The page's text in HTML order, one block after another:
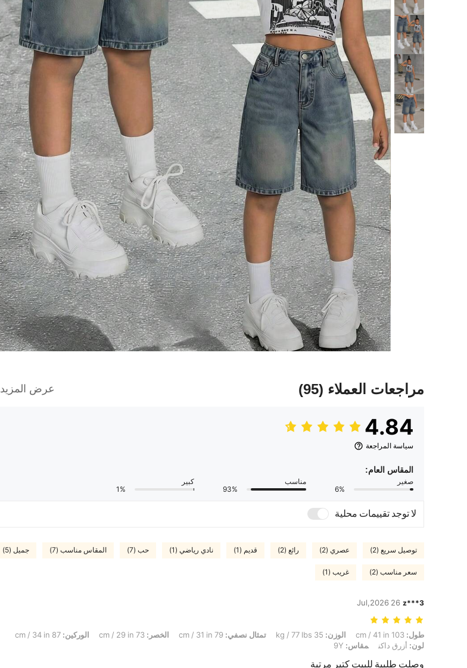
مراجعات العملاء (95) عرض المزيد
4.84
سياسة المراجعة
المقاس العام:
صغير
6%
مناسب
93%
كبير
1%
لا توجد تقييمات محلية
توصيل سريع (2) عصري (2) رائع (2) قديم (1) نادي رياضي (1) حب (7) المقاس مناسب (7) جميل (5)
سعر مناسب (2) غريب (1)
z***3
26 Jul,2026
طول: 103 cm / 41 in, الوزن: 35 kg / 77 lbs, تمثال نصفي: 79 cm / 31 in, الخصر: 73 cm / 29 in, الوركين: 87 cm / 34 in, لون: أزرق داكن, مقاس: 9Y
طول: الوزن: تمثال نصفي: الخصر: الوركين:
لون: أزرق داكن مقاس:
وصلت طلبية للبيت كتير مرتبة